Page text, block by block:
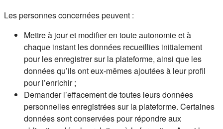
Les personnes concernées peuvent :
Mettre à jour et modifier en toute autonomie et à
chaque instant les données recueillies initialement
pour les enregistrer sur la plateforme, ainsi que les
données qu’ils ont eux-mêmes ajoutées à leur profil
pour l’enrichir ;
Demander l’effacement de toutes leurs données
personnelles enregistrées sur la plateforme. Certaines
données sont conservées pour répondre aux